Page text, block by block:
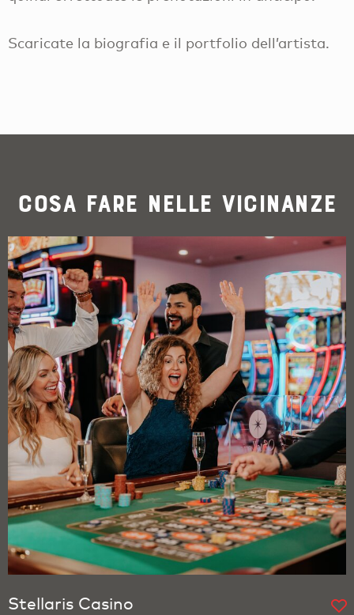
Scaricate la biografia e il portfolio dell’artista.
Cosa fare nelle vicinanze
Stellaris Casino